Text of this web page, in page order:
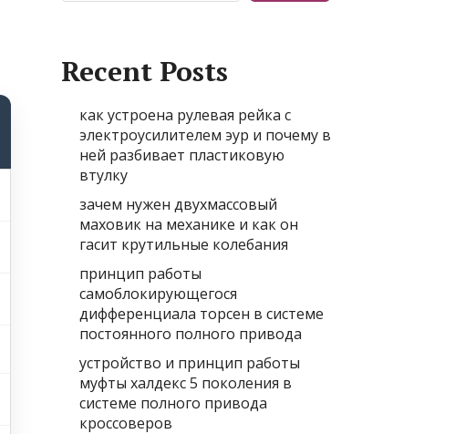
Recent Posts
как устроена рулевая рейка с
электроусилителем эур и почему в
ней разбивает пластиковую
втулку
зачем нужен двухмассовый
маховик на механике и как он
гасит крутильные колебания
принцип работы
самоблокирующегося
дифференциала торсен в системе
постоянного полного привода
устройство и принцип работы
муфты халдекс 5 поколения в
системе полного привода
кроссоверов